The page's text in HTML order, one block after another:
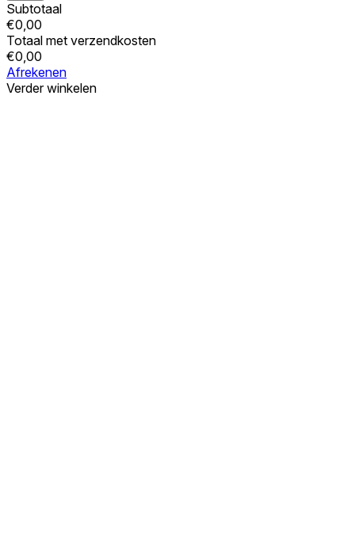
Subtotaal
€0,00
Totaal met verzendkosten
€0,00
Afrekenen
Verder winkelen